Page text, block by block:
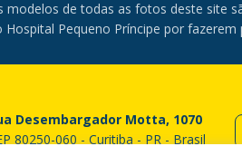
modelos de todas as fotos deste site
Hospital Pequeno Príncipe por
Desembargador Motta, 1070
80250-060 - Curitiba - PR - Brasil